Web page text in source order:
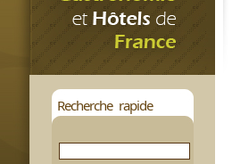
Recherche rapide